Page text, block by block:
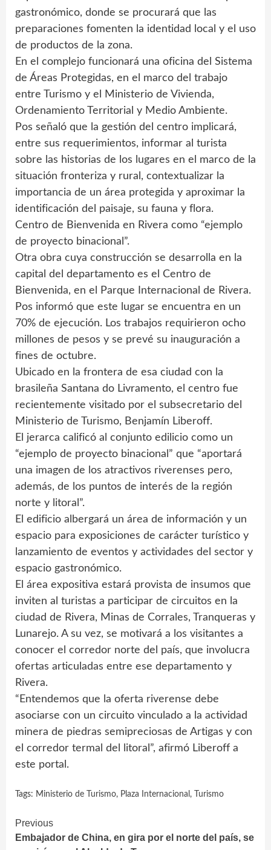
gastronómico, donde se procurará que las
preparaciones fomenten la identidad local y el uso
de productos de la zona.
En el complejo funcionará una oficina del Sistema
de Áreas Protegidas, en el marco del trabajo
entre Turismo y el Ministerio de Vivienda,
Ordenamiento Territorial y Medio Ambiente.
Pos señaló que la gestión del centro implicará,
entre sus requerimientos, informar al turista
sobre las historias de los lugares en el marco de la
situación fronteriza y rural, contextualizar la
importancia de un área protegida y aproximar la
identificación del paisaje, su fauna y flora.
Centro de Bienvenida en Rivera como “ejemplo
de proyecto binacional”.
Otra obra cuya construcción se desarrolla en la
capital del departamento es el Centro de
Bienvenida, en el Parque Internacional de Rivera.
Pos informó que este lugar se encuentra en un
70% de ejecución. Los trabajos requirieron ocho
millones de pesos y se prevé su inauguración a
fines de octubre.
Ubicado en la frontera de esa ciudad con la
brasileña Santana do Livramento, el centro fue
recientemente visitado por el subsecretario del
Ministerio de Turismo, Benjamín Liberoff.
El jerarca calificó al conjunto edilicio como un
“ejemplo de proyecto binacional” que “aportará
una imagen de los atractivos riverenses pero,
además, de los puntos de interés de la región
norte y litoral”.
El edificio albergará un área de información y un
espacio para exposiciones de carácter turístico y
lanzamiento de eventos y actividades del sector y
espacio gastronómico.
El área expositiva estará provista de insumos que
inviten al turistas a participar de circuitos en la
ciudad de Rivera, Minas de Corrales, Tranqueras y
Lunarejo. A su vez, se motivará a los visitantes a
conocer el corredor norte del país, que involucra
ofertas articuladas entre ese departamento y
Rivera.
“Entendemos que la oferta riverense debe
asociarse con un circuito vinculado a la actividad
minera de piedras semipreciosas de Artigas y con
el corredor termal del litoral”, afirmó Liberoff a
este portal.
Tags: Ministerio de Turismo, Plaza Internacional , Turismo
Continue
Reading
Previous
Embajador de China, en gira por el norte del país, se